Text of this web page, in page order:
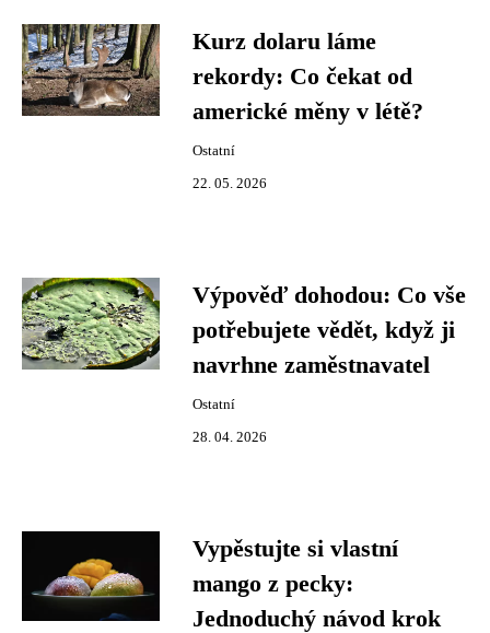
Kurz dolaru láme
rekordy: Co čekat od
americké měny v létě?
Ostatní
22. 05. 2026
Výpověď dohodou: Co vše
potřebujete vědět, když ji
navrhne zaměstnavatel
Ostatní
28. 04. 2026
Vypěstujte si vlastní
mango z pecky:
Jednoduchý návod krok